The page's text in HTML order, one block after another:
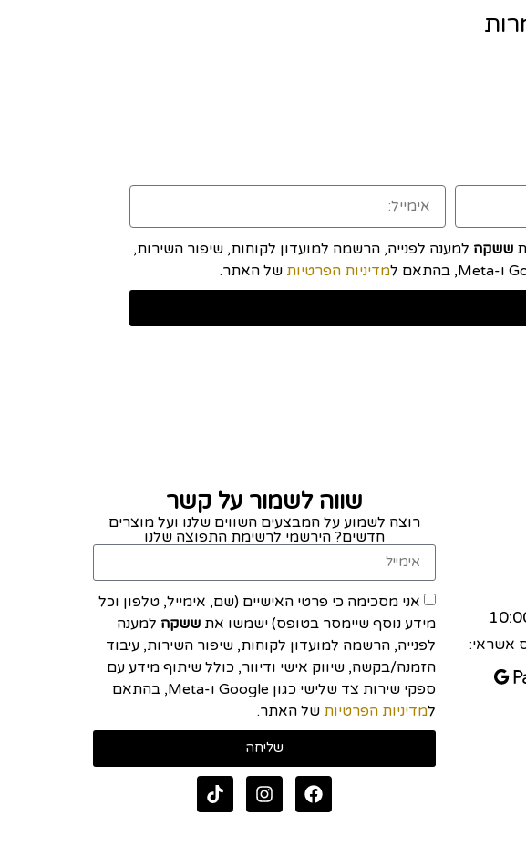
ששקה למענה לפנייה, הרשמה למועדון לקוחות, שיפור השירות,
מדיניות הפרטיות של האתר.
אשראי:
שווה לשמור על קשר
רוצה לשמוע על המבצעים השווים שלנו ועל מוצרים
חדשים? הירשמי לרשימת התפוצה שלנו
אני מסכימה כי פרטי האישיים (שם, אימייל, טלפון וכל
מידע נוסף שיימסר בטופס) ישמשו אתששקה למענה
לפנייה, הרשמה למועדון לקוחות, שיפור השירות, עיבוד
הזמנה/בקשה, שיווק אישי ודיוור, כולל שיתוף מידע עם
ספקי שירות צד שלישי כגון Google ו-Meta, בהתאם
למדיניות הפרטיות של האתר.
שליחה